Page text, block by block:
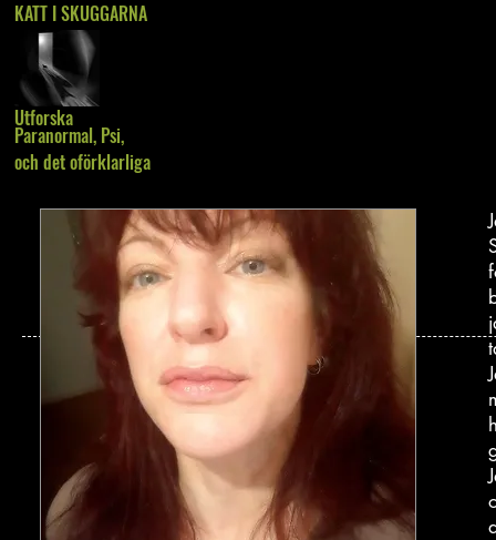
KATT I SKUGGARNA
Utforska
Paranormal, Psi,
och det oförklarliga